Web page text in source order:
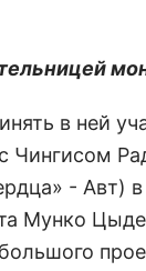
в ней
Чингисом
- Авт) в
Мунко